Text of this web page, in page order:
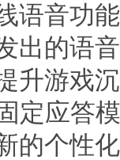
语音功
出的语
升游戏
定应答
的个性